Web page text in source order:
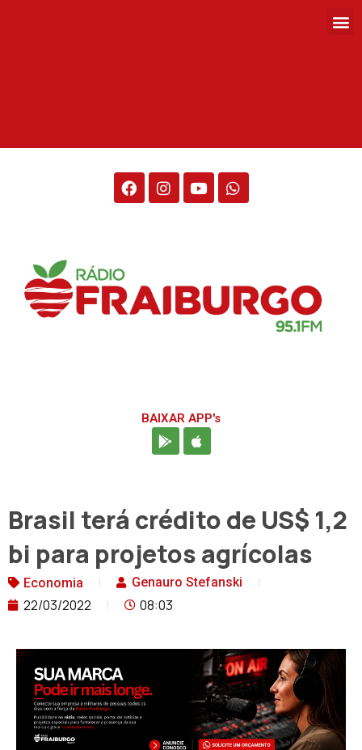
BAIXAR APP's
Brasil terá crédito de US$ 1,2
bi para projetos agrícolas
Economia Genauro Stefanski
22/03/2022 08:03